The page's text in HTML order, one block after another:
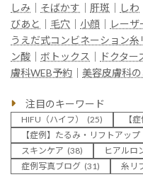
しみ
そばかす 肝斑 しわ
びあと
毛穴 小顔 レーザ
うえだ式コンビネーション糸
ン酸
ボトックス ドクター
膚科WEB予約
美容皮膚科
注目のキーワード
HIFU（ハイフ） (25) 【
【症例】たるみ・リフトアップ
スキンケア (38) ヒアルロ
症例写真ブログ (31) 糸リ